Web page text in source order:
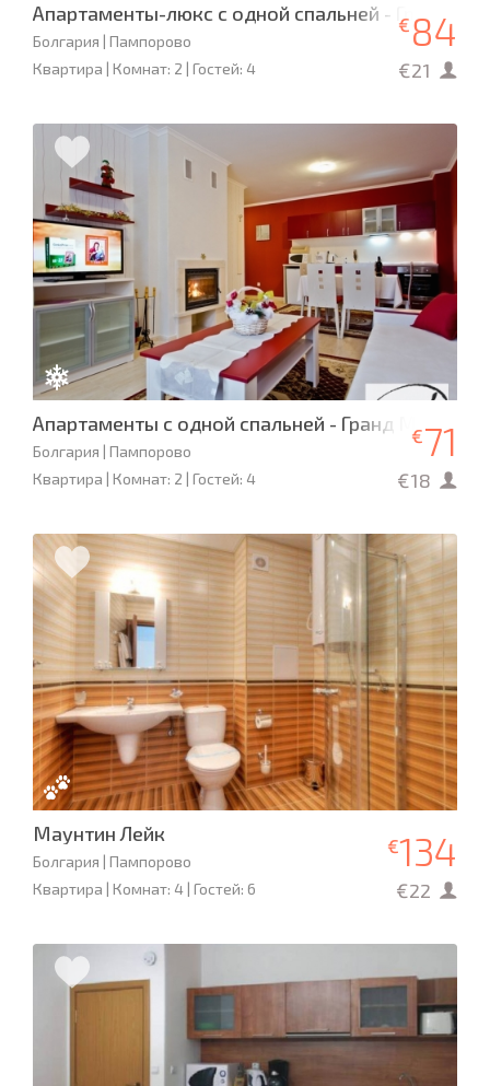
Апартаменты-люкс с одной спальней - Гранд
Болгария | Пампорово
Квартира | Комнат: 2 | Гостей: 4
€ 84
€21
Апартаменты с одной спальней - Гранд
Болгария | Пампорово
Квартира | Комнат: 2 | Гостей: 4
€71
€18
Маунтин Лейк
Болгария | Пампорово
Квартира | Комнат: 4 | Гостей: 6
€134
€22